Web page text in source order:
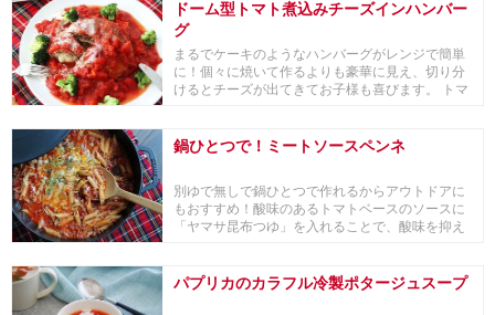
ドーム型トマト煮込みチーズインハンバー
グ
まるでケーキのようなハンバーグがレンジで簡単
に！個々に焼いて作るよりも豪華に見え、切り分
けるとチーズが出てきてお子様も喜びます。 トマ
鍋ひとつで！ミートソースペンネ
別ゆで無しで鍋ひとつで作れるからアウトドアに
もおすすめ！酸味のあるトマトベースのソースに
「ヤマサ昆布つゆ」を入れることで、酸味を抑え
パプリカのカラフル冷製ポタージュスープ